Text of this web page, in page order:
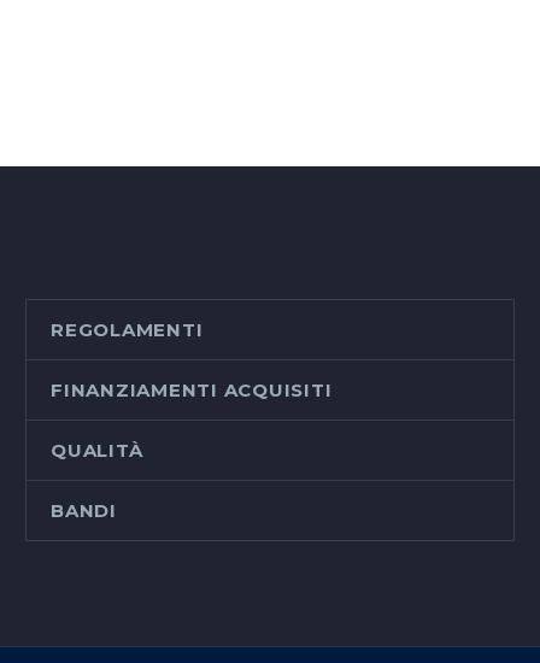
REGOLAMENTI
FINANZIAMENTI ACQUISITI
QUALITÀ
BANDI